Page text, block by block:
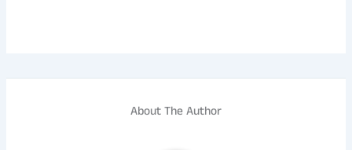
About The Author